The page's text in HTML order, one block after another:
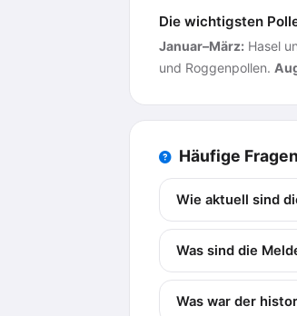
Die wichtigsten
Januar–März: Hasel
und Roggenpollen.
Häufige
Wie aktuell sind
Was sind die
Was war der